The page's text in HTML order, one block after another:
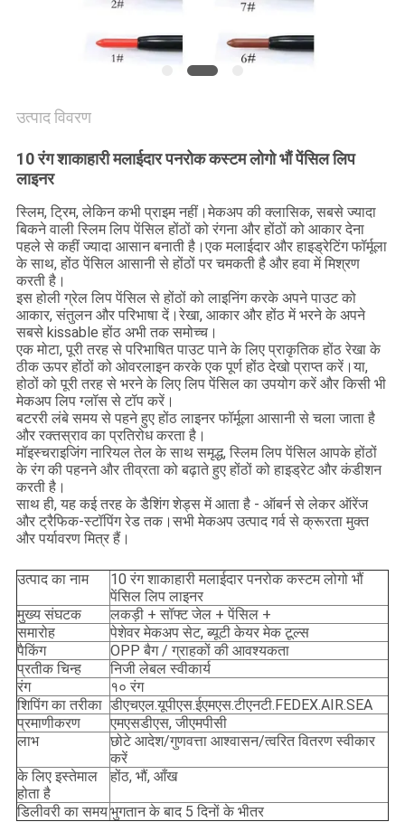
उत्पाद विवरण
10 रंग शाकाहारी मलाईदार पनरोक कस्टम लोगो भौं पेंसिल लिप
लाइनर
स्लिम, ट्रिम, लेकिन कभी प्राइम नहीं।मेकअप की क्लासिक, सबसे ज्यादा
बिकने वाली स्लिम लिप पेंसिल होंठों को रंगना और होंठों को आकार देना
पहले से कहीं ज्यादा आसान बनाती है।एक मलाईदार और हाइड्रेटिंग फॉर्मूला
के साथ, होंठ पेंसिल आसानी से होंठों पर चमकती है और हवा में मिश्रण
करती है।
इस होली ग्रेल लिप पेंसिल से होंठों को लाइनिंग करके अपने पाउट को
आकार, संतुलन और परिभाषा दें।रेखा, आकार और होंठ में भरने के अपने
सबसे kissable होंठ अभी तक समोच्च।
एक मोटा, पूरी तरह से परिभाषित पाउट पाने के लिए प्राकृतिक होंठ रेखा के
ठीक ऊपर होंठों को ओवरलाइन करके एक पूर्ण होंठ देखो प्राप्त करें।या,
होठों को पूरी तरह से भरने के लिए लिप पेंसिल का उपयोग करें और किसी भी
मेकअप लिप ग्लॉस से टॉप करें।
बटररी लंबे समय से पहने हुए होंठ लाइनर फॉर्मूला आसानी से चला जाता है
और रक्तस्राव का प्रतिरोध करता है।
मॉइस्चराइजिंग नारियल तेल के साथ समृद्ध, स्लिम लिप पेंसिल आपके होंठों
के रंग की पहनने और तीव्रता को बढ़ाते हुए होंठों को हाइड्रेट और कंडीशन
करती है।
साथ ही, यह कई तरह के डैशिंग शेड्स में आता है - ऑबर्न से लेकर ऑरेंज
और ट्रैफिक-स्टॉपिंग रेड तक।सभी मेकअप उत्पाद गर्व से क्रूरता मुक्त
और पर्यावरण मित्र हैं।
उत्पाद का नाम
10 रंग शाकाहारी मलाईदार पनरोक कस्टम लोगो भौं
पेंसिल लिप लाइनर
मुख्य संघटक
लकड़ी + सॉफ्ट जेल + पेंसिल +
समारोह
पेशेवर मेकअप सेट, ब्यूटी केयर मेक टूल्स
पैकिंग
OPP बैग / ग्राहकों की आवश्यकता
प्रतीक चिन्ह
निजी लेबल स्वीकार्य
रंग
१० रंग
शिपिंग का तरीका डीएचएल.यूपीएस.ईएमएस.टीएनटी.FEDEX.AIR.SEA
प्रमाणीकरण
एमएसडीएस, जीएमपीसी
लाभ
छोटे आदेश/गुणवत्ता आश्वासन/त्वरित वितरण स्वीकार
करें
के लिए इस्तेमाल
होता है
होंठ, भौं, आँख
डिलीवरी का समयभुगतान के बाद 5 दिनों के भीतर